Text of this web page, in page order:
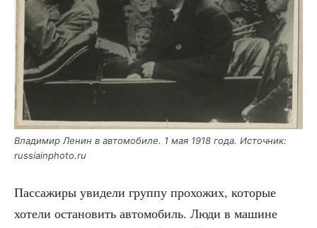
Вла­ди­мир Ленин в авто­мо­би­ле. 1 мая 1918 года. Источ­ник:
russiainphoto.ru
Пас­са­жи­ры уви­де­ли груп­пу про­хо­жих, кото­рые
хоте­ли оста­но­вить авто­мо­биль. Люди в машине